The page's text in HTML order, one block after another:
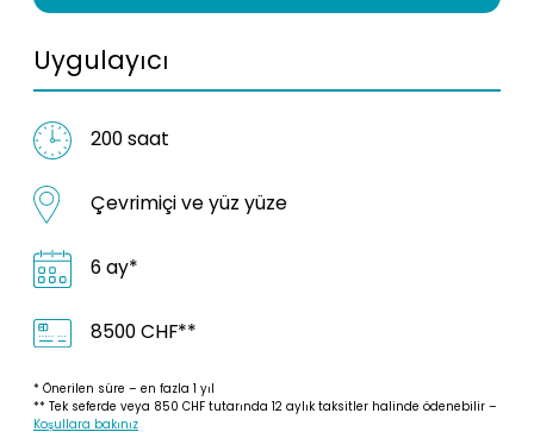
Uygulayıcı
200 saat
Çevrimiçi ve yüz yüze
6 ay*
8500 CHF**
* Önerilen süre – en fazla 1 yıl
** Tek seferde veya 850 CHF tutarında 12 aylık taksitler halinde ödenebilir –
Koşullara bakınız